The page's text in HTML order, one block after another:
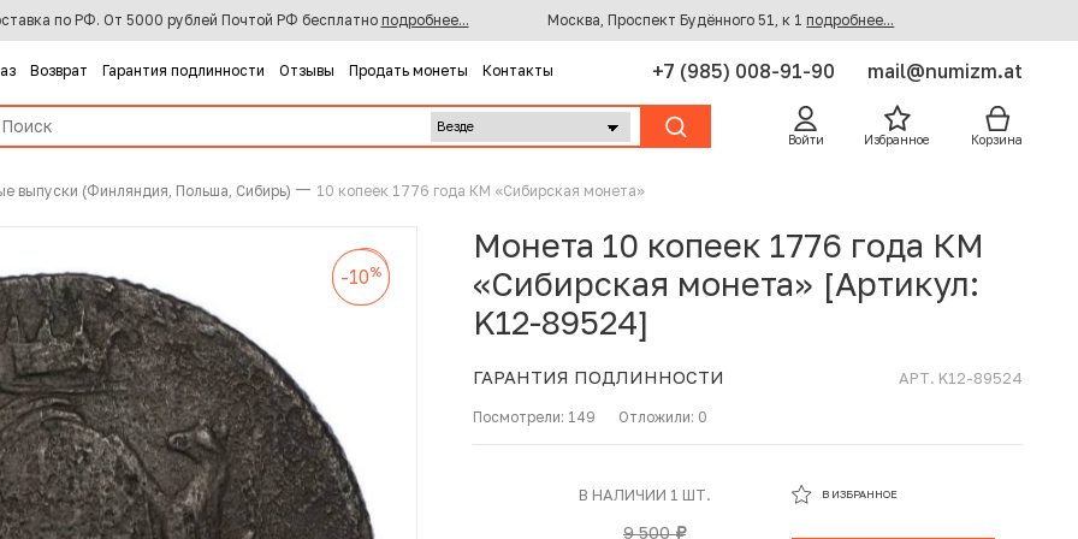
по РФ. От 5000 рублей Почтой РФ бесплатно подробнее... Москва, Проспект Будённого 51, к 1 подробнее...
Возврат Гарантия подлинности Отзывы Продать монеты Контакты +7 (985) 008-91-90 mail@numizm.at
Войти Избранное Корзина
выпуски (Финляндия, Польша, Сибирь) 10 копеек 1776 года КМ «Сибирская монета»
-10%
-10%
-10%
Монета 10 копеек 1776 года КМ
«Сибирская монета» [Артикул:
K12-89524]
ГАРАНТИЯ ПОДЛИННОСТИ АРТ. K12-89524
Посмотрели: 149 Отложили: 0
В НАЛИЧИИ 1 ШТ.
9 500руб.
В ИЗБРАННОЕ